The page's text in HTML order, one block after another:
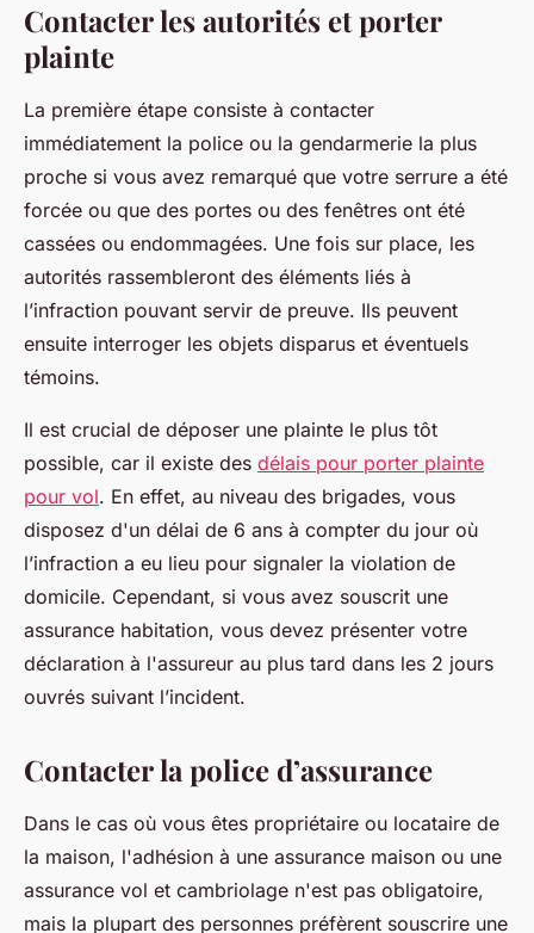
Contacter les autorités et porter
plainte
La première étape consiste à contacter
immédiatement la police ou la gendarmerie la plus
proche si vous avez remarqué que votre serrure a été
forcée ou que des portes ou des fenêtres ont été
cassées ou endommagées. Une fois sur place, les
autorités rassembleront des éléments liés à
l’infraction pouvant servir de preuve. Ils peuvent
ensuite interroger les objets disparus et éventuels
témoins.
Il est crucial de déposer une plainte le plus tôt
possible, car il existe des délais pour porter plainte
pour vol. En effet, au niveau des brigades, vous
disposez d'un délai de 6 ans à compter du jour où
l’infraction a eu lieu pour signaler la violation de
domicile. Cependant, si vous avez souscrit une
assurance habitation, vous devez présenter votre
déclaration à l'assureur au plus tard dans les 2 jours
ouvrés suivant l’incident.
Contacter la police d’assurance
Dans le cas où vous êtes propriétaire ou locataire de
la maison, l'adhésion à une assurance maison ou une
assurance vol et cambriolage n'est pas obligatoire,
mais la plupart des personnes préfèrent souscrire une